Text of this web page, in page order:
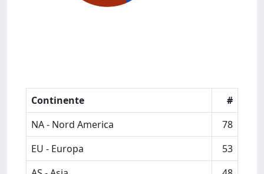
Continente
#
NA - Nord America
78
EU - Europa
53